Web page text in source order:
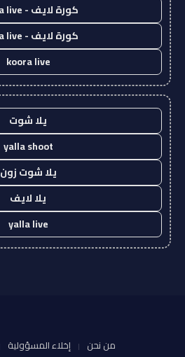
كورة لايف - koora live
كورة لايف - koora live
koora live
يلا شوت
yalla shoot
يلا شوت زون
يلا لايف
yalla live
من نحن إخلاء المسؤولية